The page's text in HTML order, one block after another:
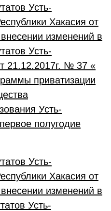
Усть-
Хакасия от
изменений в
Усть-
21.12.2017г. № 37 «
приватизации
Усть-
полугодие
Усть-
Хакасия от
изменений в
Усть-